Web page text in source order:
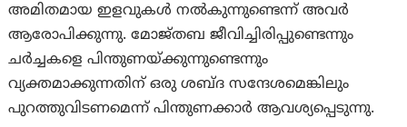
അമിതമായ ഇളവുകൾ നൽകുന്നുണ്ടെന്ന് അവർ
ആരോപിക്കുന്നു. മോജ്തബ ജീവിച്ചിരിപ്പുണ്ടെന്നും
ചർച്ചകളെ പിന്തുണയ്ക്കുന്നുണ്ടെന്നും
വ്യക്തമാക്കുന്നതിന് ഒരു ശബ്ദ സന്ദേശമെങ്കിലും
പുറത്തുവിടണമെന്ന് പിന്തുണക്കാർ ആവശ്യപ്പെടുന്നു.